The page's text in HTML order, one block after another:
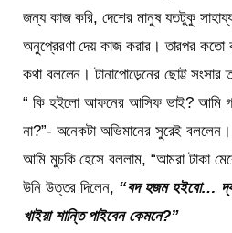
জন্য কাজ করি, দেশের মানুষ যতটুকু
অনুপ্রেরণা দেয় কাজ করার। তারপর কতো
কথা বললেন। টানাপোড়েনের ছোট্ট
“ কি হইলো আফনের আসিফ ভাই? আমি
না?”- অনেকটা অভিমানের সুরেই বললেন।
আমি মুচকি হেসে বললাম, “আমরা টাকা
উনি উত্তর দিলেন, “বদ হজম হইবো…
খাইয়া শান্তি পাইবেন কেমনে?”